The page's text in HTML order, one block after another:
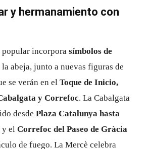
y hermanamiento con
popular incorpora símbolos de
la abeja, junto a nuevas figuras de
se verán en el Toque de Inicio,
y Correfoc. La Cabalgata
desde Plaza Catalunya hasta
y el Correfoc del Paseo de Gràcia
de fuego. La Mercè celebra